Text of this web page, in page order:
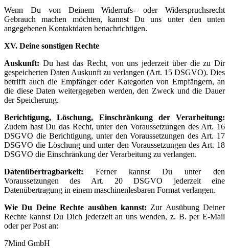
Wenn Du von Deinem Widerrufs- oder Widerspruchsrecht
Gebrauch machen möchten, kannst Du uns unter den unten
angegebenen Kontaktdaten benachrichtigen.
XV. Deine sonstigen Rechte
Auskunft: Du hast das Recht, von uns jederzeit über die zu Dir
gespeicherten Daten Auskunft zu verlangen (Art. 15 DSGVO). Dies
betrifft auch die Empfänger oder Kategorien von Empfängern, an
die diese Daten weitergegeben werden, den Zweck und die Dauer
der Speicherung.
Berichtigung, Löschung, Einschränkung der Verarbeitung:
Zudem hast Du das Recht, unter den Voraussetzungen des Art. 16
DSGVO die Berichtigung, unter den Voraussetzungen des Art. 17
DSGVO die Löschung und unter den Voraussetzungen des Art. 18
DSGVO die Einschränkung der Verarbeitung zu verlangen.
Datenübertragbarkeit: Ferner kannst Du unter den
Voraussetzungen des Art. 20 DSGVO jederzeit eine
Datenübertragung in einem maschinenlesbaren Format verlangen.
Wie Du Deine Rechte ausüben kannst: Zur Ausübung Deiner
Rechte kannst Du Dich jederzeit an uns wenden, z. B. per E-Mail
oder per Post an:
7Mind GmbH